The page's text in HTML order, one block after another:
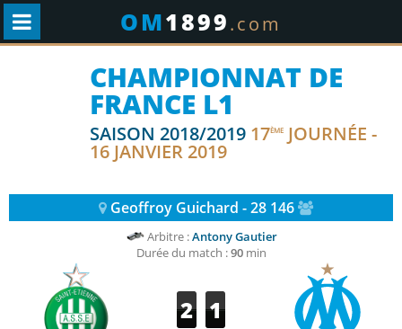
OM1899.com
CHAMPIONNAT DE
FRANCE L1
SAISON 2018/2019 17ÈME JOURNÉE -
16 JANVIER 2019
Geoffroy Guichard - 28 146
Arbitre :Antony Gautier
Durée du match :90min
2 1